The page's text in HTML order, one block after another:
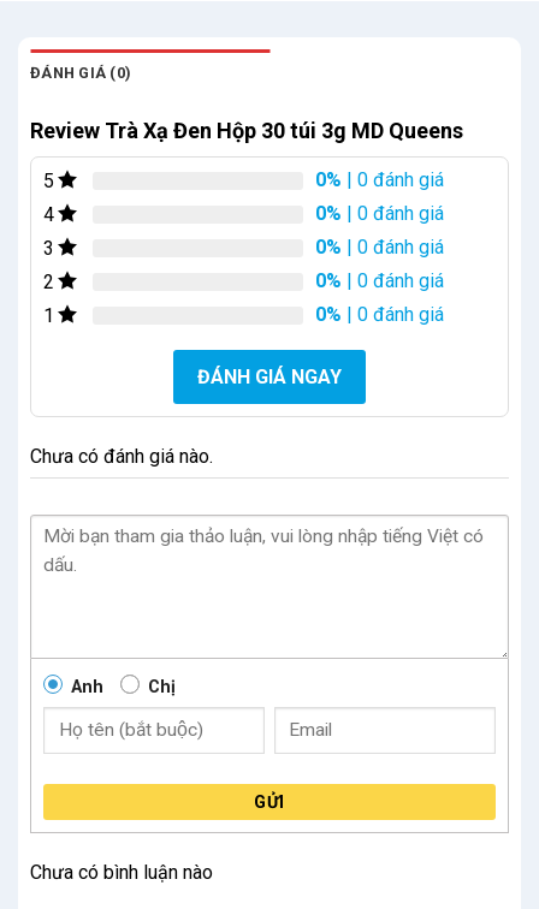
ĐÁNH GIÁ (0)
Review Trà Xạ Đen Hộp 30 túi 3g MD Queens
5 0% | 0 đánh giá
4
0% | 0 đánh giá
3
0% | 0 đánh giá
2
0% | 0 đánh giá
1
0% | 0 đánh giá
ĐÁNH GIÁ NGAY
Chưa có đánh giá nào.
Anh Chị
GỬI
Chưa có bình luận nào